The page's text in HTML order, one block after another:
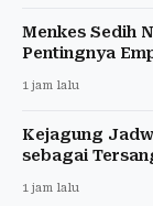
Menkes Sedih
Pentingnya
1 jam lalu
Kejagung
sebagai
1 jam lalu